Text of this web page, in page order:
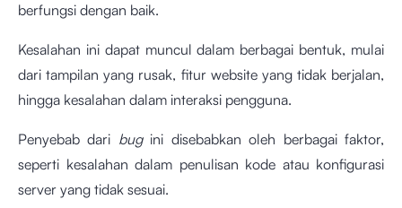
berfungsi dengan baik.
Kesalahan ini dapat muncul dalam berbagai bentuk, mulai
dari tampilan yang rusak, fitur website yang tidak berjalan,
hingga kesalahan dalam interaksi pengguna.
Penyebab dari bug ini disebabkan oleh berbagai faktor,
seperti kesalahan dalam penulisan kode atau konfigurasi
server yang tidak sesuai.